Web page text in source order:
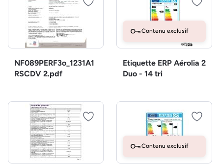
NF089PERF3o_1231A1
RSCDV 2.pdf
Contenu exclusif
Etiquette ERP Aérolia 2
Duo - 14 tri
Contenu exclusif